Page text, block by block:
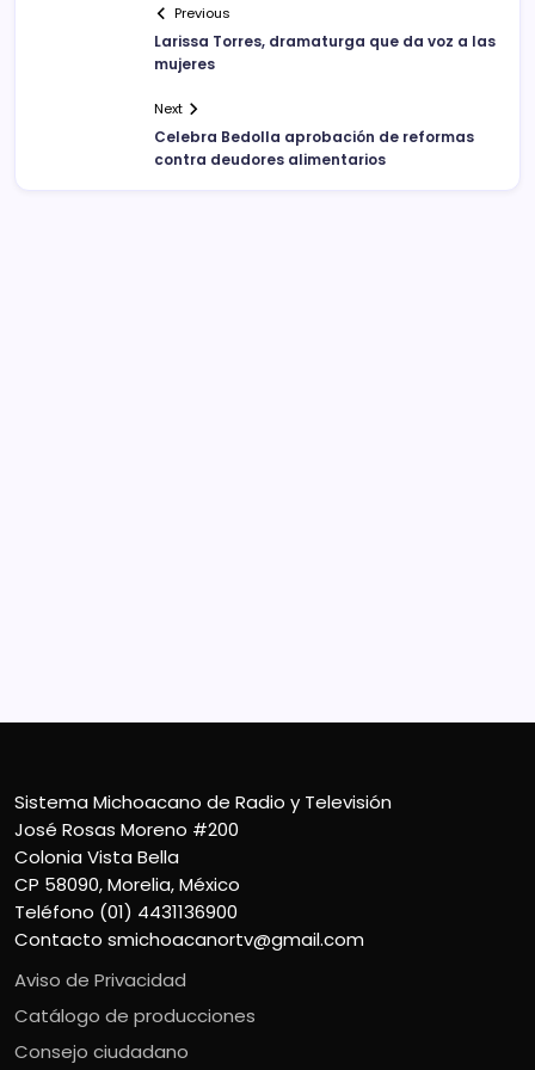
Previous
Larissa Torres, dramaturga que da voz a las
mujeres
Next
Celebra Bedolla aprobación de reformas
contra deudores alimentarios
Sistema Michoacano de Radio y Televisión
José Rosas Moreno #200
Colonia Vista Bella
CP 58090, Morelia, México
Teléfono (01) 4431136900
Contacto smichoacanortv@gmail.com
Aviso de Privacidad
Catálogo de producciones
Consejo ciudadano